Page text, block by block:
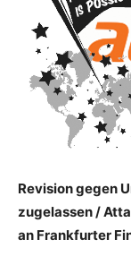
Revision gegen
zugelassen /
an Frankfurter